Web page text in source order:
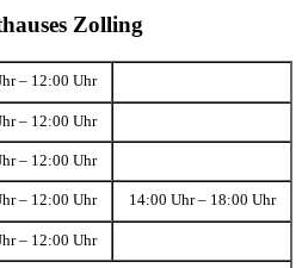
Zolling
– 12:00 Uhr
– 12:00 Uhr
– 12:00 Uhr
– 12:00 Uhr 14:00 Uhr – 18:00 Uhr
– 12:00 Uhr